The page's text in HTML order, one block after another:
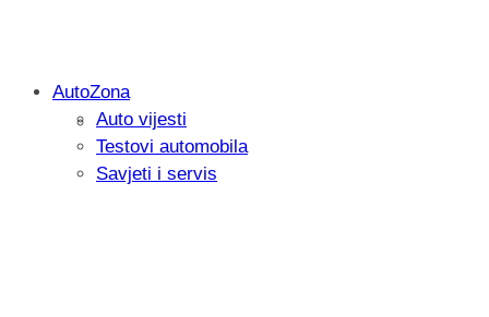
Savjetujemo: Što učiniti kada vaš
AutoZona
Auto vijesti
Testovi automobila
Savjeti i servis